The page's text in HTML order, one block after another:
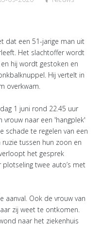
dat een 51-jarige man uit
Het slachtoffer wordt
hij wordt gestoken en
Hij vertelt in
overkwam.
1 juni rond 22.45 uur
vrouw naar een 'hangplek'
schade te regelen van een
tussen hun zoon en
het gesprek
twee auto’s met
aanval. Ook de vrouw van
zij weet te ontkomen.
naar het ziekenhuis